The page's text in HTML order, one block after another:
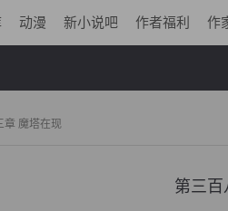
动漫 新小说吧 作者福利 作
章 魔塔在现
第三百